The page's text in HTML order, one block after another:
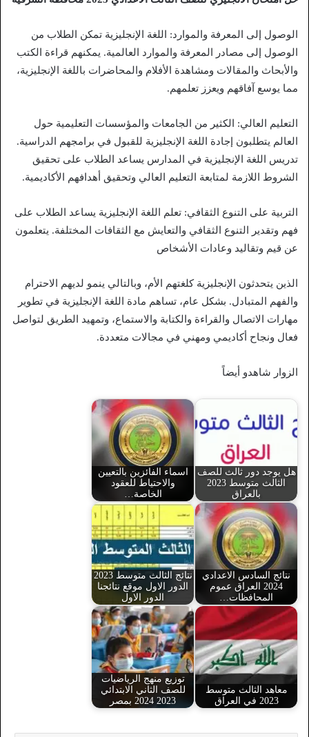
الوصول إلى المعرفة والموارد: اللغة الإنجليزية تمكن الطلاب من
الوصول إلى مصادر المعرفة والموارد العالمية. يمكنهم قراءة الكتب
والأبحاث والمقالات ومشاهدة الأفلام والمحاضرات باللغة الإنجليزية،
مما يوسع آفاقهم ويعزز تعلمهم.
التعليم العالي: الكثير من الجامعات والمؤسسات التعليمية حول
العالم يتطلبون إجادة اللغة الإنجليزية للقبول في برامجهم الدراسية.
تدريس اللغة الإنجليزية في المدارس يساعد الطلاب على تحقيق
الشروط اللازمة لمتابعة التعليم العالي وتحقيق أهدافهم الأكاديمية.
التربية على التنوع الثقافي: تعلم اللغة الإنجليزية يساعد الطلاب على
فهم وتقدير التنوع الثقافي والتعايش مع الثقافات المختلفة. يتعلمون
عن قيم وتقاليد وعادات الأشخاص
الذين يتحدثون الإنجليزية كلغتهم الأم، وبالتالي ينمو لديهم الاحترام
والفهم المتبادل. بشكل عام، تساهم مادة اللغة الإنجليزية في تطوير
مهارات الاتصال والقراءة والكتابة والاستماع، وتمهيد الطريق لتواصل
فعال ونجاح أكاديمي ومهني في مجالات متعددة.
الزوار شاهدو أيضاً
هل يوجد دور ثالث للصف
الثالث متوسط 2023
بالعراق
اسماء الفائزين بالتعيين
والاحتياط للعقود
الخاصة…
نتائج السادس الاعدادي
2024 العراق عموم
المحافظات…
نتائج الثالث متوسط 2023
الدور الاول موقع نتائجنا
الدور الاول
معاهد الثالث متوسط
2023 في العراق
توزيع منهج الرياضيات
للصف الثاني الابتدائي
2023 2024 بمصر